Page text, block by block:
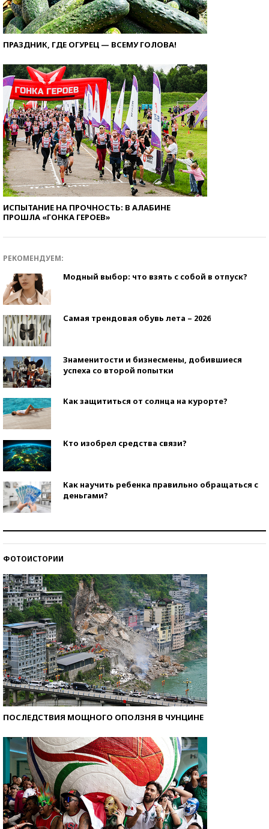
ПРАЗДНИК, ГДЕ ОГУРЕЦ — ВСЕМУ ГОЛОВА!
ИСПЫТАНИЕ НА ПРОЧНОСТЬ: В АЛАБИНЕ
ПРОШЛА «ГОНКА ГЕРОЕВ»
РЕКОМЕНДУЕМ:
Модный выбор: что взять с собой в отпуск?
Самая трендовая обувь лета – 2026
Знаменитости и бизнесмены, добившиеся
успеха со второй попытки
Как защититься от солнца на курорте?
Кто изобрел средства связи?
Как научить ребенка правильно обращаться с
деньгами?
ФОТОИСТОРИИ
ПОСЛЕДСТВИЯ МОЩНОГО ОПОЛЗНЯ В ЧУНЦИНЕ